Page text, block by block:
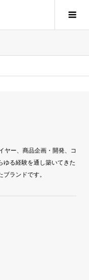
ヤー、商品企画・開発、コ
ゆる経験を通し築いてきた
ランドです。